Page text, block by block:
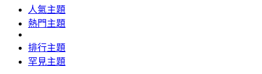
人氣主題
熱門主題
排行主題
罕見主題